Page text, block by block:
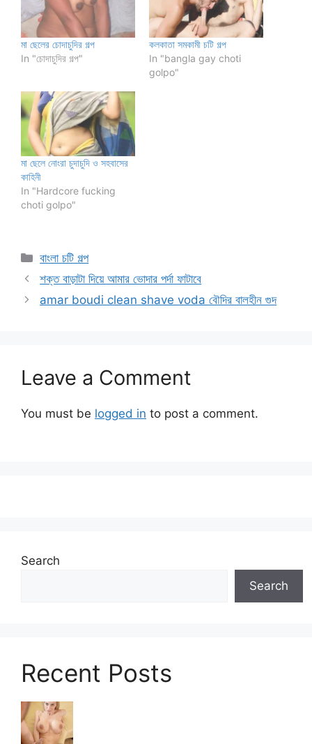
মা ছেলের চোদাচুদির গল্প
In "চোদাচুদির গল্প"
কলকাতা সমকামী চটি গল্প
In "bangla gay choti
golpo"
মা ছেলে নোংরা চুদাচুদি ও সহবাসের
কাহিনী
In "Hardcore fucking
choti golpo"
Categories
বাংলা চটি গল্প
শক্ত বাড়াটা দিয়ে আমার ভোদার পর্দা ফাটাবে
amar boudi clean shave voda বৌদির বালহীন গুদ
Leave a Comment
You must be logged in to post a comment.
Search
Search
Recent Posts